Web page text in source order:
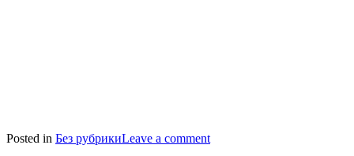
Posted in Без рубрикиLeave a comment